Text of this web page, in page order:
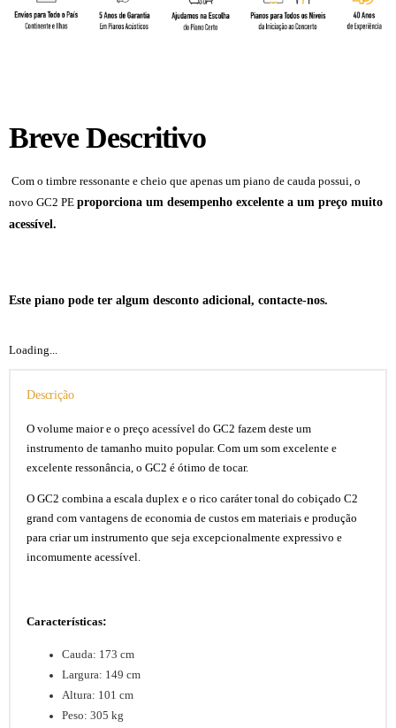
Breve Descritivo
Com o timbre ressonante e cheio que apenas um piano de cauda possui, o
novo GC2 PE proporciona um desempenho excelente a um preço muito
acessível.
Este piano pode ter algum desconto adicional, contacte-nos.
Loading...
Descrição
O volume maior e o preço acessível do GC2 fazem deste um
instrumento de tamanho muito popular. Com um som excelente e
excelente ressonância, o GC2 é ótimo de tocar.
O GC2 combina a escala duplex e o rico caráter tonal do cobiçado C2
grand com vantagens de economia de custos em materiais e produção
para criar um instrumento que seja excepcionalmente expressivo e
incomumente acessível.
Características:
Cauda: 173 cm
Largura: 149 cm
Altura: 101 cm
Peso: 305 kg